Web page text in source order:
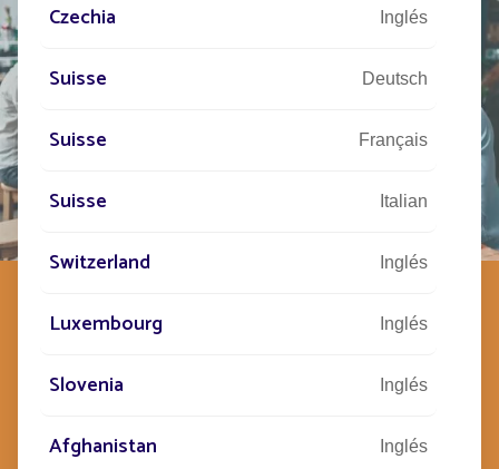
EL ESPÍRITU FONROCHE
ENCARNAR ESTE NUEVO
ESTÁNDAR DE NUESTRO LADO
empleados de Fonroche Lighting llevan consigo
Czechia Inglés
Suisse Deutsch
Suisse Français
Suisse Italian
Switzerland Inglés
Luxembourg Inglés
Slovenia Inglés
Afghanistan Inglés